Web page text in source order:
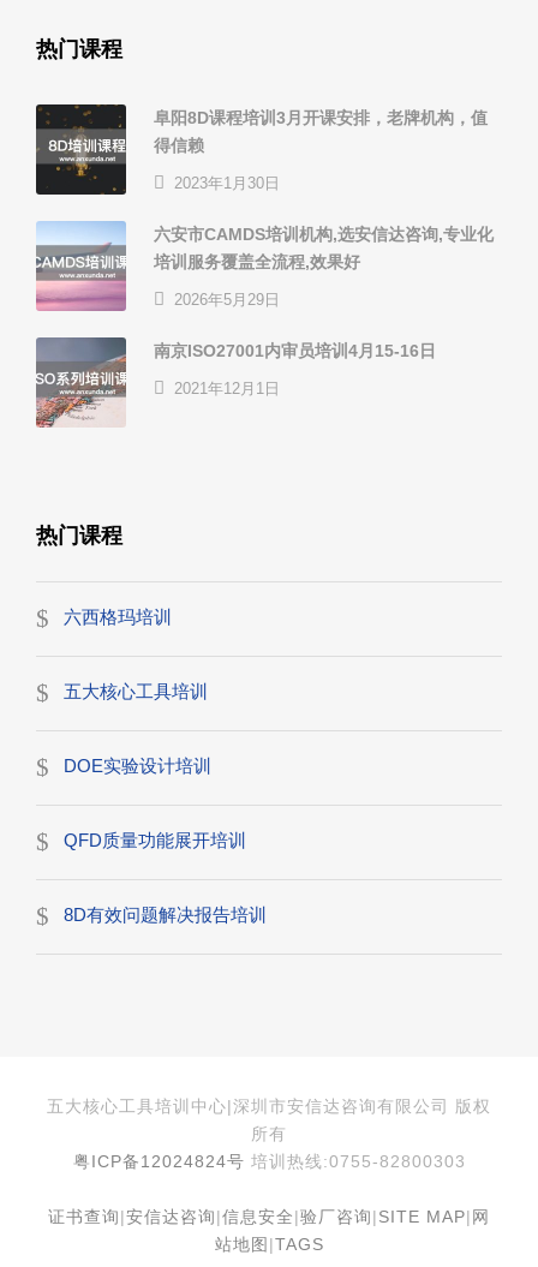
热门课程
阜阳8D课程培训3月开课安排，老牌机构，值
得信赖
2023年1月30日
六安市CAMDS培训机构,选安信达咨询,专业化
培训服务覆盖全流程,效果好
2026年5月29日
南京ISO27001内审员培训4月15-16日
2021年12月1日
热门课程
六西格玛培训
五大核心工具培训
DOE实验设计培训
QFD质量功能展开培训
8D有效问题解决报告培训
五大核心工具培训中心|深圳市安信达咨询有限公司 版权
所有
粤ICP备12024824号 培训热线:0755-82800303
证书查询|安信达咨询|信息安全|验厂咨询|SITE MAP| 网
站地图 |TAGS